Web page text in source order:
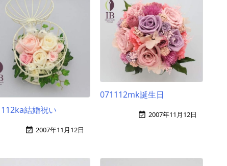
結婚祝い
 2007年11月12日
071112mk誕生日
 2007年11月12日